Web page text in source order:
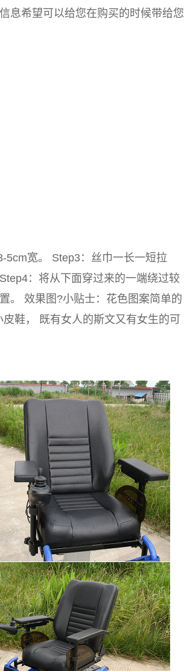
息希望可以给您在购买的时候带给您
5cm宽。 Step3：丝巾一长一短拉
：将从下面穿过来的一端绕过较
。 效果图?小贴士：花色图案简单的
鞋， 既有女人的斯文又有女生的可